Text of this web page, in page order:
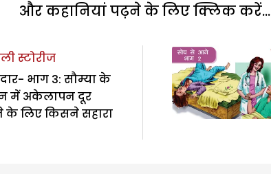
और कहानियां पढ़ने के लिए क्लिक करें...
स्टोरीज
भाग 3: सौम्या के
में अकेलापन दूर
लिए किसने सहारा